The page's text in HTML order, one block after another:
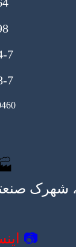
98+
98+
36100460
شهرک
📷